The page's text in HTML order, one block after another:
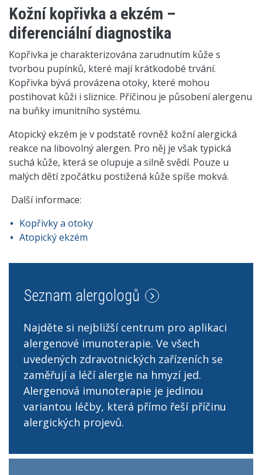
Kožní kopřivka a ekzém –
diferenciální diagnostika
Kopřivka je charakterizována zarudnutím kůže s
tvorbou pupínků, které mají krátkodobé trvání.
Kopřivka bývá provázena otoky, které mohou
postihovat kůži i sliznice. Příčinou je působení alergenu
na buňky imunitního systému.
Atopický ekzém je v podstatě rovněž kožní alergická
reakce na libovolný alergen. Pro něj je však typická
suchá kůže, která se olupuje a silně svědí. Pouze u
malých dětí zpočátku postižená kůže spíše mokvá.
Další informace:
Kopřivky a otoky
Atopický ekzém
Seznam alergologů
Najděte si nejbližší centrum pro aplikaci
alergenové imunoterapie. Ve všech
uvedených zdravotnických zařízeních se
zaměřují a léčí alergie na hmyzí jed.
Alergenová imunoterapie je jedinou
variantou léčby, která přímo řeší příčinu
alergických projevů.